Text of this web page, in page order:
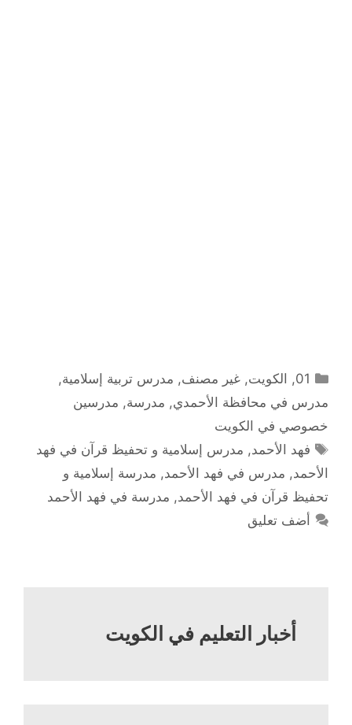
التصنيفات
01
, الكويت,غير مصنف, مدرس تربية إسلامية,
مدرس في محافظة الأحمدي, مدرسة, مدرسين
خصوصي في الكويت
الوسوم
فهد الأحمد, مدرس إسلامية و تحفيظ قرآن في فهد
الأحمد, مدرس في فهد الأحمد, مدرسة إسلامية و
تحفيظ قرآن في فهد الأحمد, مدرسة في فهد الأحمد
أضف تعليق
أخبار التعليم في الكويت